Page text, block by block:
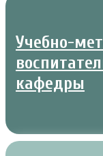
Учебно-
кафедры